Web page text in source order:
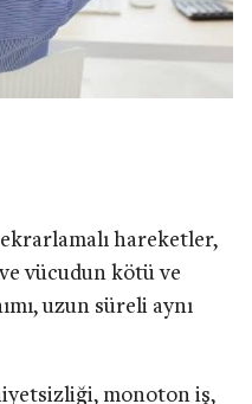
hareketler,
vücudun kötü ve
uzun süreli aynı
monoton iş,